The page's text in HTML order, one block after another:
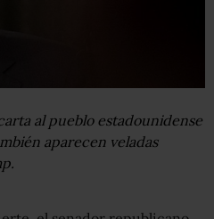
al pueblo estadounidense
aparecen veladas